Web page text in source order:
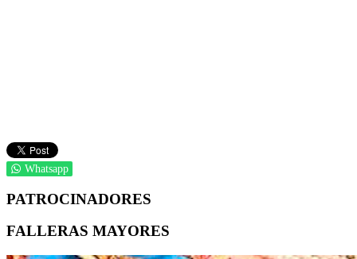
Whatsapp
PATROCINADORES
FALLERAS MAYORES